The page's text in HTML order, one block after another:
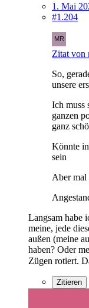
1. Mai
#1.204
Zitat von
So,
unsere
Ich muss
ganzen
ganz
Könnte
sein
Aber mal
Langsam habe
meine, jede
außen (meine
haben? Oder
Zügen rotiert.
Zitieren